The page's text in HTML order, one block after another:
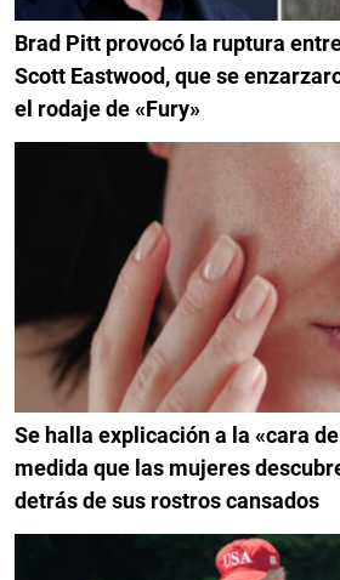
Brad Pitt provocó la ruptura
Scott Eastwood, que se
el rodaje de «Fury»
Se halla explicación a la «cara
medida que las mujeres
detrás de sus rostros cansados